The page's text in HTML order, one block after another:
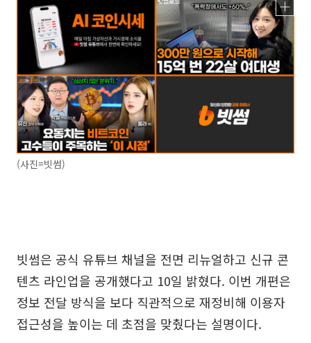
(사진=빗썸)
빗썸은 공식 유튜브 채널을 전면 리뉴얼하고 신규 콘
텐츠 라인업을 공개했다고 10일 밝혔다. 이번 개편은
정보 전달 방식을 보다 직관적으로 재정비해 이용자
접근성을 높이는 데 초점을 맞췄다는 설명이다.